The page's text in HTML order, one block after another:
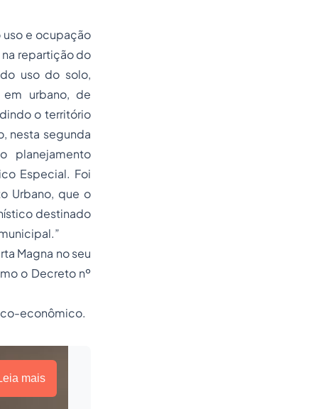
e ocupação
repartição do
uso do solo,
urbano, de
o território
nesta segunda
planejamento
Especial. Foi
Urbano, que o
destinado
Magna no seu
o Decreto nº
econômico.
mais